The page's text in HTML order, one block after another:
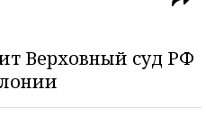
Верховный суд РФ